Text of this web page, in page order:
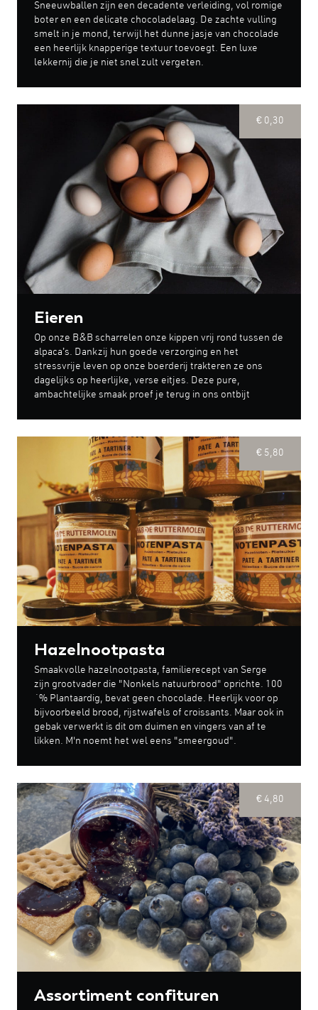
Sneeuwballen zijn een decadente verleiding, vol romige
boter en een delicate chocoladelaag. De zachte vulling
smelt in je mond, terwijl het dunne jasje van chocolade
een heerlijk knapperige textuur toevoegt. Een luxe
lekkernij die je niet snel zult vergeten.
€ 0,30
Eieren
Op onze B&B scharrelen onze kippen vrij rond tussen de
alpaca’s. Dankzij hun goede verzorging en het
stressvrije leven op onze boerderij trakteren ze ons
dagelijks op heerlijke, verse eitjes. Deze pure,
ambachtelijke smaak proef je terug in ons ontbijt
€ 5,80
Hazelnootpasta
Smaakvolle hazelnootpasta, familierecept van Serge
zijn grootvader die "Nonkels natuurbrood" oprichte. 100
´% Plantaardig, bevat geen chocolade. Heerlijk voor op
bijvoorbeeld brood, rijstwafels of croissants. Maar ook in
gebak verwerkt is dit om duimen en vingers van af te
likken. M'n noemt het wel eens "smeergoud".
€ 4,80
Assortiment confituren